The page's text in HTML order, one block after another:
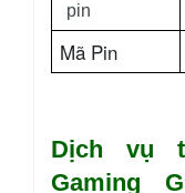
pin
Mã Pin
Dịch vụ
Gaming